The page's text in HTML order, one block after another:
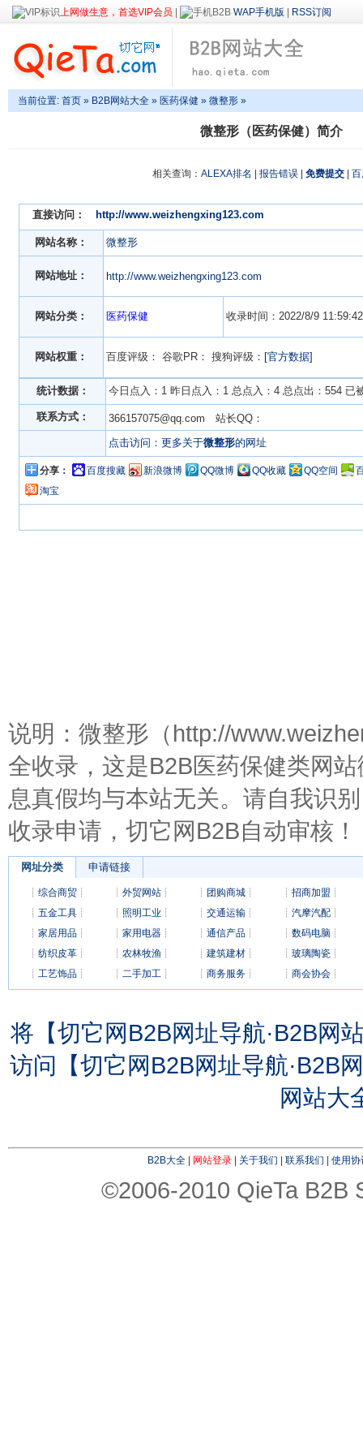
上网做生意，首选VIP会员 WAP手机版 RSS订阅
当前位置: 首页 » B2B网站大全 » 医药保健 » 微整形 »
微整形（医药保健）简介
相关查询： ALEXA排名 报告错误 免费提交
直接访问： http://www.weizhengxing123.com
网站名称： 微整形
网站地址： http://www.weizhengxing123.com
网站分类： 医药保健 收录时间：2022/8/9 11:59:42
网站权重： 百度评级： 谷歌PR： 搜狗评级： [官方数据]
统计数据： 今日点入：1 昨日点入：1 总点入：4 总点出：554 已
联系方式：
366157075@qq.com 站长QQ：
点击访问：更多关于微整形的网址
分享： 百度搜藏 新浪微博 QQ微博 QQ收藏 QQ空间
淘宝
说明：微整形（http://
全收录，这是B2B医药保健类网
息真假均与本站无关。请自我识
收录申请，切它网B2B自动审核！
网址分类 申请链接
┊ 综合商贸 ┊ ┊ 外贸网站 ┊ ┊ 团购商城 ┊ ┊ 招商加盟 ┊
┊ 五金工具 ┊ ┊ 照明工业 ┊ ┊ 交通运输 ┊ ┊ 汽摩汽配┊
┊ 家居用品 ┊ ┊ 家用电器 ┊ ┊ 通信产品 ┊ ┊ 数码电脑 ┊
┊ 纺织皮革 ┊ ┊ 农林牧渔 ┊ ┊ 建筑建材 ┊ ┊ 玻璃陶瓷┊
┊ 工艺饰品 ┊ ┊ 二手加工 ┊ ┊ 商务服务 ┊ ┊ 商会协会┊
将【切它网B2B网址导航·B2B网
访问【切它网B2B网址导航·B2B
网站大
B2B大全| 网站登录| 关于我们 联系我们 使用协
©2006-2010 QieTa B2B